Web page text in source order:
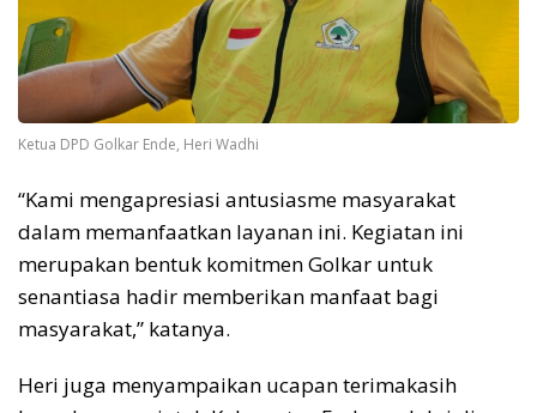
Ketua DPD Golkar Ende, Heri Wadhi
“Kami mengapresiasi antusiasme masyarakat
dalam memanfaatkan layanan ini. Kegiatan ini
merupakan bentuk komitmen Golkar untuk
senantiasa hadir memberikan manfaat bagi
masyarakat,” katanya.
Heri juga menyampaikan ucapan terimakasih